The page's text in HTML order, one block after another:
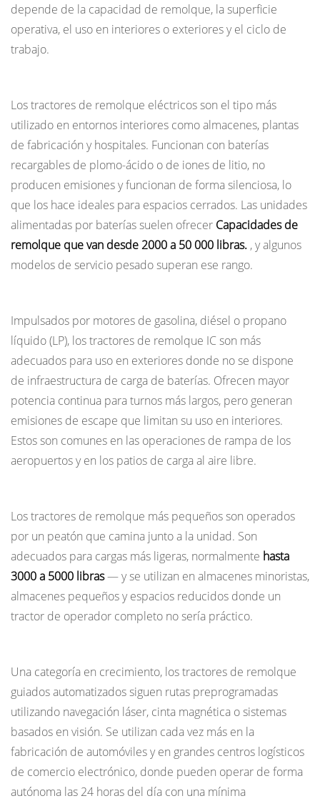
Tractor
de
remolque
montacargas:
diferencias
clave
Capacidad
remolque
y
especificaciones
que
6
Consideraciones
de
seguridad
para
la
operación
del
remolque
6.1
Seguridad
de
los
peatones
y
seguridad
de
carga
6.3
Capacitación
y
depende de la capacidad de remolque, la superficie
operativa, el uso en interiores o exteriores y el ciclo de
trabajo.
Los tractores de remolque eléctricos son el tipo más
utilizado en entornos interiores como almacenes, plantas
de fabricación y hospitales. Funcionan con baterías
recargables de plomo-ácido o de iones de litio, no
producen emisiones y funcionan de forma silenciosa, lo
que los hace ideales para espacios cerrados. Las unidades
alimentadas por baterías suelen ofrecer Capacidades de
remolque que van desde 2000 a 50 000 libras. , y algunos
modelos de servicio pesado superan ese rango.
Impulsados por motores de gasolina, diésel o propano
líquido (LP), los tractores de remolque IC son más
adecuados para uso en exteriores donde no se dispone
de infraestructura de carga de baterías. Ofrecen mayor
potencia continua para turnos más largos, pero generan
emisiones de escape que limitan su uso en interiores.
Estos son comunes en las operaciones de rampa de los
aeropuertos y en los patios de carga al aire libre.
Los tractores de remolque más pequeños son operados
por un peatón que camina junto a la unidad. Son
adecuados para cargas más ligeras, normalmente hasta
3000 a 5000 libras— y se utilizan en almacenes minoristas,
almacenes pequeños y espacios reducidos donde un
tractor de operador completo no sería práctico.
Una categoría en crecimiento, los tractores de remolque
guiados automatizados siguen rutas preprogramadas
utilizando navegación láser, cinta magnética o sistemas
basados en visión. Se utilizan cada vez más en la
fabricación de automóviles y en grandes centros logísticos
de comercio electrónico, donde pueden operar de forma
autónoma las 24 horas del día con una mínima